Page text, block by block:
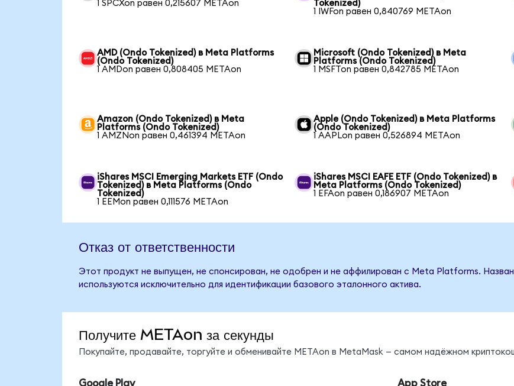
1 SPCXon равен 0,215607 METAon
Tokenized)
1 IWFon равен 0,840769 METAon
AMD (Ondo Tokenized) в Meta Platforms
(Ondo Tokenized)
1 AMDon равен 0,808405 METAon
Microsoft (Ondo Tokenized) в Meta
Platforms (Ondo Tokenized)
1 MSFTon равен 0,842785 METAon
Amazon (Ondo Tokenized) в Meta
Platforms (Ondo Tokenized)
1 AMZNon равен 0,461394 METAon
Apple (Ondo Tokenized) в Meta Platforms
(Ondo Tokenized)
1 AAPLon равен 0,526894 METAon
iShares MSCI Emerging Markets ETF (Ondo
Tokenized) в Meta Platforms (Ondo
Tokenized)
1 EEMon равен 0,111576 METAon
iShares MSCI EAFE ETF (Ondo Tokenized) в
Meta Platforms (Ondo Tokenized)
1 EFAon равен 0,186907 METAon
Отказ от ответственности
Этот продукт не выпущен, не спонсирован, не одобрен и не аффилирован с Meta Platforms.
используются исключительно для идентификации базового эталонного актива.
Получите METAon за секунды
Покупайте, продавайте, торгуйте и обменивайте METAon в MetaMask — самом надёжном
Google Play App Store